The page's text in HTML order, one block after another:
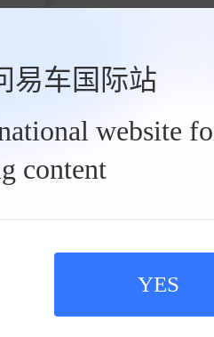
易车国际站
website
content
YES